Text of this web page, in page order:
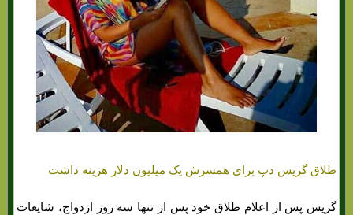
طلاق گریس دپ برای همسرش یک میلیون دلار هزینه داشت
گریس پس از اعلام طلاق خود پس از تنها سه روز ازدواج، شایعات